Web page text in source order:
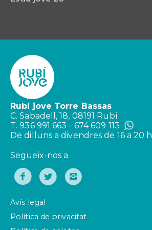
Rubí jove Torre Bassas
C. Sabadell, 18, 08191 Rubí
T. 936 991 663 - 674 609 113
De dilluns a divendres de 16 a 20 h
Segueix-nos a
Avís legal
Política de privacitat